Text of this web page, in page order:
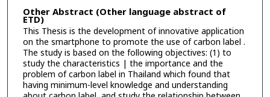
Other Abstract (Other language abstract of
ETD)
This Thesis is the development of innovative application
on the smartphone to promote the use of carbon label .
The study is based on the following objectives: (1) to
study the characteristics | the importance and the
problem of carbon label in Thailand which found that
having minimum-level knowledge and understanding